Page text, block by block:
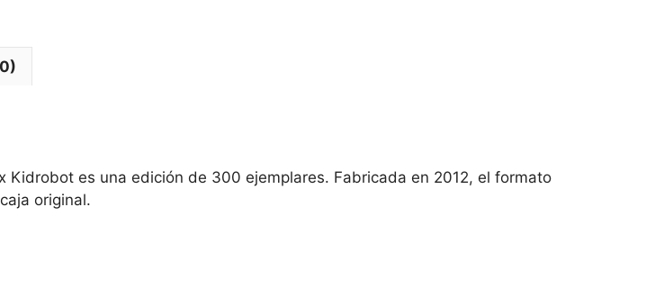
Kidrobot es una edición de 300 ejemplares. Fabricada en 2012, el formato
original.